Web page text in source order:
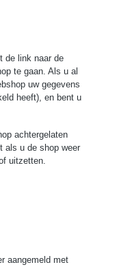
de link naar de
te gaan. Als u al
uw gegevens
heeft), en bent u
achtergelaten
als u de shop weer
uitzetten.
aangemeld met